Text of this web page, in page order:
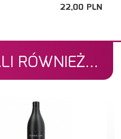
22,00 PLN
RÓWNIEŻ...